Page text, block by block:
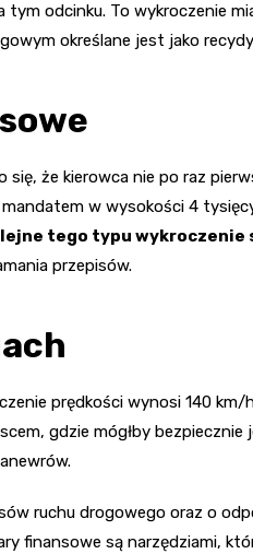
odcinku. To wykroczenie
określane jest jako
że kierowca nie po raz
w wysokości 4
tego typu wykroczenie
przepisów.
prędkości wynosi 140 km/
gdzie mógłby bezpiecznie
ruchu drogowego oraz o
finansowe są narzędziami,